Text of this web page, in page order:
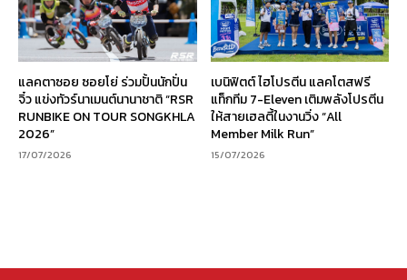
แลคตาซอย ซอยโย่ ร่วมปั้นนักปั่น
จิ๋ว แข่งทัวร์นาเมนต์นานาชาติ “RSR
RUNBIKE ON TOUR SONGKHLA
2026”
17/07/2026
เบนิฟิตต์ ไฮโปรตีน แลคโตสฟรี
แท็กทีม 7-Eleven เติมพลังโปรตีน
ให้สายเฮลตี้ในงานวิ่ง “All
Member Milk Run”
15/07/2026